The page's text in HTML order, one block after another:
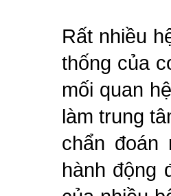
Rất nhiều
thống của
mối quan
làm trung
chẩn
hành động